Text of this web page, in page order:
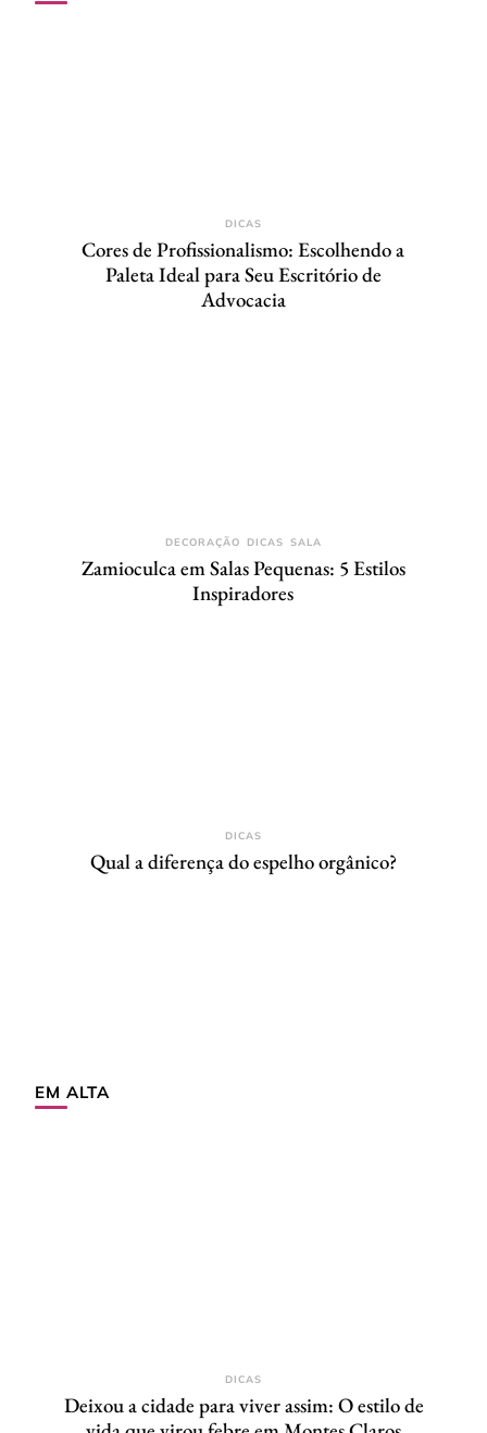
DICAS
Cores de Profissionalismo: Escolhendo a
Paleta Ideal para Seu Escritório de
Advocacia
DECORAÇÃO DICAS SALA
Zamioculca em Salas Pequenas: 5 Estilos
Inspiradores
DICAS
Qual a diferença do espelho orgânico?
EM ALTA
DICAS
Deixou a cidade para viver assim: O estilo de